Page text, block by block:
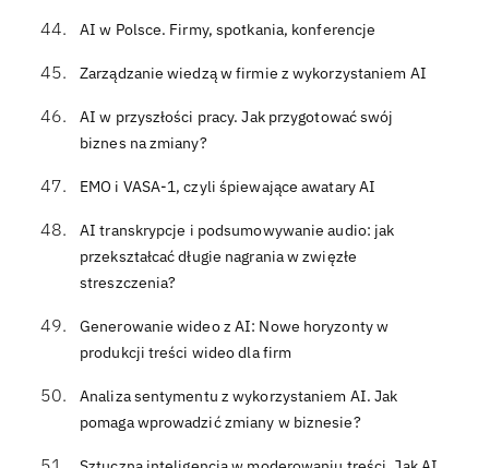
AI w Polsce. Firmy, spotkania, konferencje
Zarządzanie wiedzą w firmie z wykorzystaniem AI
AI w przyszłości pracy. Jak przygotować swój
biznes na zmiany?
EMO i VASA-1, czyli śpiewające awatary AI
AI transkrypcje i podsumowywanie audio: jak
przekształcać długie nagrania w zwięzłe
streszczenia?
Generowanie wideo z AI: Nowe horyzonty w
produkcji treści wideo dla firm
Analiza sentymentu z wykorzystaniem AI. Jak
pomaga wprowadzić zmiany w biznesie?